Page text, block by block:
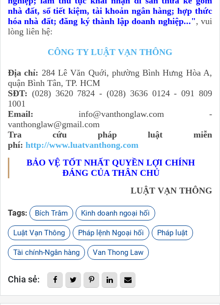
nhà đất, sổ tiết kiệm, tài khoản ngân hàng; hợp thức
hóa nhà đất; đăng ký thành lập doanh nghiệp...", vui
lòng liên hệ:
CÔNG TY LUẬT VẠN THÔNG
Địa chỉ: 284 Lê Văn Quới, phường Bình Hưng Hòa A,
quận Bình Tân, TP. HCM
SĐT: (028) 3620 7824 - (028) 3636 0124 - 091 809
1001
Email: info@vanthonglaw.com -
vanthonglaw@gmail.com
Tra cứu pháp luật miễn
phí: http://www.luatvanthong.com
BẢO VỆ TỐT NHẤT QUYỀN LỢI CHÍNH
ĐÁNG CỦA THÂN CHỦ
LUẬT VẠN THÔNG
Tags: Bích Trâm Kinh doanh ngoại hối
Luật Vạn Thông Pháp lệnh Ngoại hối Pháp luật
Tài chính-Ngân hàng Van Thong Law
Chia sẻ: